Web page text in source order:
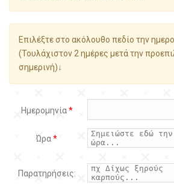
Επιλέξτε στο ακόλουθο πεδίο την
(Τουλάχιστον 2 ημέρες μετά την
σημερινή)↓
Ημερομηνία*
Ώρα*
Παρατηρήσεις: